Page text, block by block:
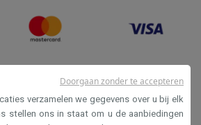
verzamelen we gegevens over u bij elk
stellen ons in staat om u de aanbiedingen
Doorgaan zonder te accepteren